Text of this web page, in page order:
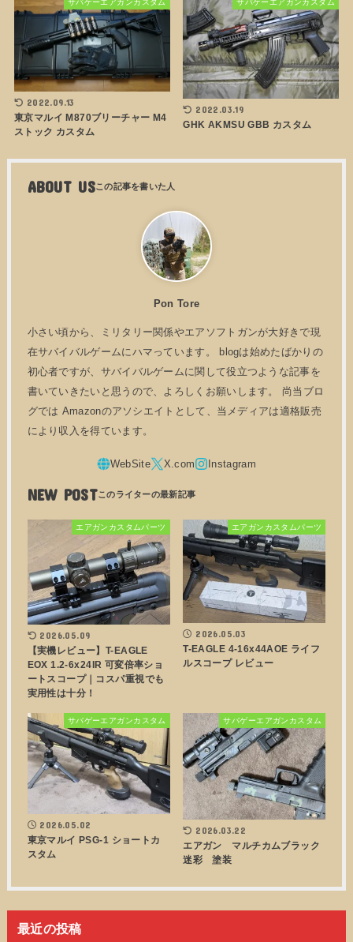
サバゲーエアガンカスタム
2022.09.13
東京マルイ M870ブリーチャー M4
ストック カスタム
サバゲーエアガンカスタム
2022.03.19
GHK AKMSU GBB カスタム
ABOUT US
Pon Tore
小さい頃から、ミリタリー関係やエアソフトガンが大好きで現
在サバイバルゲームにハマっています。 blogは始めたばかりの
初心者ですが、サバイバルゲームに関して役立つような記事を
書いていきたいと思うので、よろしくお願いします。 尚当ブロ
グでは Amazonのアソシエイトとして、当メディアは適格販売
により収入を得ています。
NEW POST
エアガンカスタムパーツ
2026.05.09
【実機レビュー】T-EAGLE
EOX 1.2-6x24IR 可変倍率ショ
ートスコープ｜コスパ重視でも
実用性は十分！
エアガンカスタムパーツ
2026.05.03
T-EAGLE 4-16x44AOE ライフ
ルスコープ レビュー
サバゲーエアガンカスタム
2026.05.02
東京マルイ PSG-1 ショートカ
スタム
サバゲーエアガンカスタム
2026.03.22
エアガン マルチカムブラック
迷彩 塗装
最近の投稿